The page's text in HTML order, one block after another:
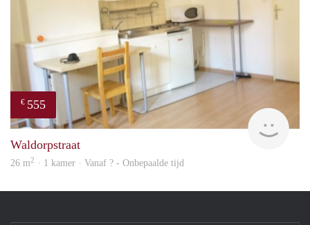
€ 555
Waldorpstraat
26 m2 · 1 kamer · Vanaf ? - Onbepaalde tijd